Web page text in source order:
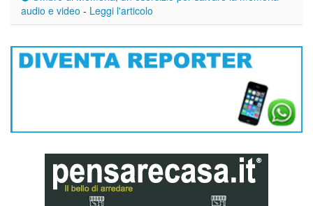
audio e video - Leggi l'articolo